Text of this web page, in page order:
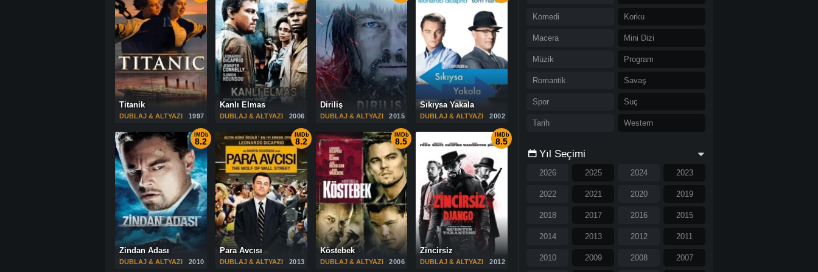
Titanik
1997
DUBLAJ & ALTYAZI
Kanlı Elmas
2006
DUBLAJ & ALTYAZI
Diriliş
2015
DUBLAJ & ALTYAZI
Sıkıysa Yakala
2002
DUBLAJ & ALTYAZI
IMDb
8.2
Zindan Adası
2010
DUBLAJ & ALTYAZI
IMDb
8.2
Para Avcısı
2013
DUBLAJ & ALTYAZI
IMDb
8.5
Köstebek
2006
DUBLAJ & ALTYAZI
IMDb
8.5
Zincirsiz
2012
DUBLAJ & ALTYAZI
Komedi Korku
Macera Mini Dizi
Müzik Program
Romantik Savaş
Spor Suç
Tarih Western
Yıl Seçimi
2026 2025 2024 2023
2022 2021 2020 2019
2018 2017 2016 2015
2014 2013 2012 2011
2010 2009 2008 2007